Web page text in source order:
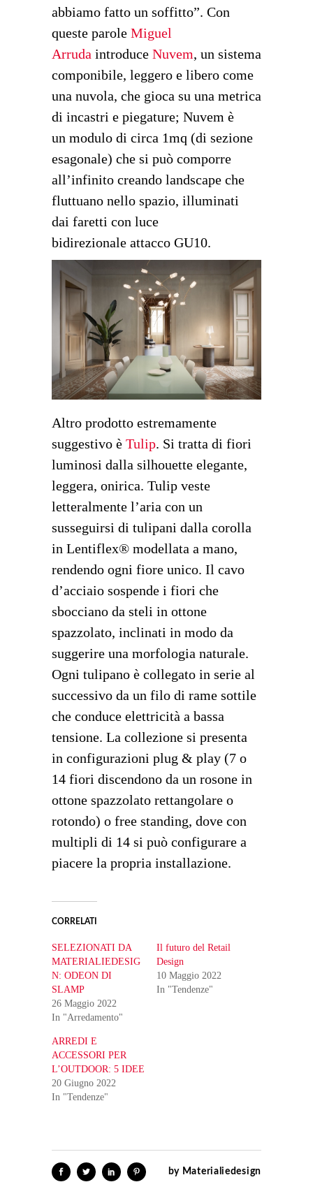
abbiamo fatto un soffitto”. Con
queste parole Miguel
Arruda introduce Nuvem, un sistema
componibile, leggero e libero come
una nuvola, che gioca su una metrica
di incastri e piegature; Nuvem è
un modulo di circa 1mq (di sezione
esagonale) che si può comporre
all’infinito creando landscape che
fluttuano nello spazio, illuminati
dai faretti con luce
bidirezionale attacco GU10.
Altro prodotto estremamente
suggestivo è Tulip. Si tratta di fiori
luminosi dalla silhouette elegante,
leggera, onirica. Tulip veste
letteralmente l’aria con un
susseguirsi di tulipani dalla corolla
in Lentiflex® modellata a mano,
rendendo ogni fiore unico. Il cavo
d’acciaio sospende i fiori che
sbocciano da steli in ottone
spazzolato, inclinati in modo da
suggerire una morfologia naturale.
Ogni tulipano è collegato in serie al
successivo da un filo di rame sottile
che conduce elettricità a bassa
tensione. La collezione si presenta
in configurazioni plug & play (7 o
14 fiori discendono da un rosone in
ottone spazzolato rettangolare o
rotondo) o free standing, dove con
multipli di 14 si può configurare a
piacere la propria installazione.
CORRELATI
SELEZIONATI DA
MATERIALIEDESIG
N: ODEON DI
SLAMP
26 Maggio 2022
In "Arredamento"
Il futuro del Retail
Design
10 Maggio 2022
In "Tendenze"
ARREDI E
ACCESSORI PER
L’OUTDOOR: 5 IDEE
20 Giugno 2022
In "Tendenze"
by Materialiedesign